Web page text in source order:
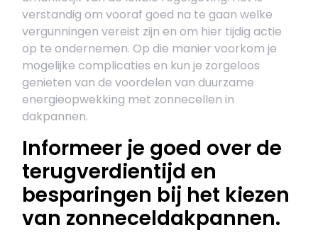
verstandig om vooraf goed na te gaan welke
vergunningen vereist zijn en om hier tijdig actie
op te ondernemen. Op die manier voorkom je
mogelijke complicaties en kun je zorgeloos
genieten van de voordelen van duurzame
energieopwekking met zonnecellen in
dakpannen.
Informeer je goed over de
terugverdientijd en
besparingen bij het kiezen
van zonneceldakpannen.